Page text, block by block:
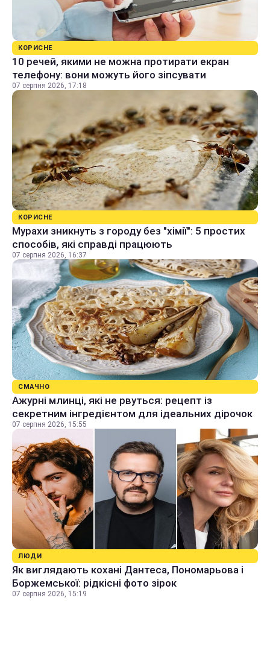
КОРИСНЕ
10 речей, якими не можна протирати екран
телефону: вони можуть його зіпсувати
07 серпня 2026, 17:18
КОРИСНЕ
Мурахи зникнуть з городу без "хімії": 5 простих
способів, які справді працюють
07 серпня 2026, 16:37
СМАЧНО
Ажурні млинці, які не рвуться: рецепт із
секретним інгредієнтом для ідеальних дірочок
07 серпня 2026, 15:55
ЛЮДИ
Як виглядають кохані Дантеса, Пономарьова і
Боржемської: рідкісні фото зірок
07 серпня 2026, 15:19